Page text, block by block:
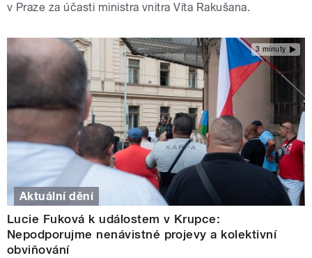
v Praze za účasti ministra vnitra Víta Rakušana.
3 minuty
Aktuální dění
Lucie Fuková k událostem v Krupce:
Nepodporujme nenávistné projevy a kolektivní
obviňování